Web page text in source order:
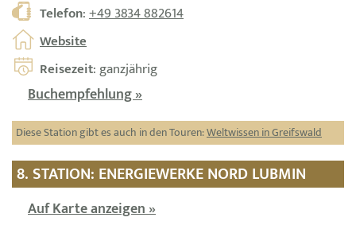
Telefon:+49 3834 882614
Website
Reisezeit: ganzjährig
Buchempfehlung »
Diese Station gibt es auch in den Touren:Weltwissen in Greifswald
8. STATION: ENERGIEWERKE NORD LUBMIN
Auf Karte anzeigen »